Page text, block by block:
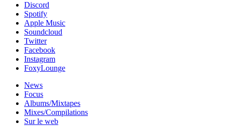
Discord
Spotify
Apple Music
Soundcloud
Twitter
Facebook
Instagram
FoxyLounge
News
Focus
Albums/Mixtapes
Mixes/Compilations
Sur le web